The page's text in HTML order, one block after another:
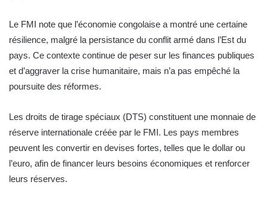
Le FMI note que l’économie congolaise a montré une certaine
résilience, malgré la persistance du conflit armé dans l’Est du
pays. Ce contexte continue de peser sur les finances publiques
et d’aggraver la crise humanitaire, mais n’a pas empêché la
poursuite des réformes.
Les droits de tirage spéciaux (DTS) constituent une monnaie de
réserve internationale créée par le FMI. Les pays membres
peuvent les convertir en devises fortes, telles que le dollar ou
l’euro, afin de financer leurs besoins économiques et renforcer
leurs réserves.